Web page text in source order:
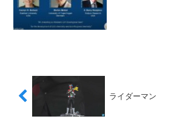
ライダーマン